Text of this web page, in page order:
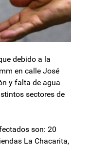
debido a la
en calle José
y falta de agua
sectores de
son: 20
La Chacarita,